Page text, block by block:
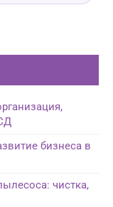
бизнеса в
чистка,